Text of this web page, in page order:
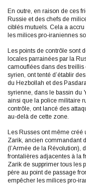
En outre, en raison de ces
Russie et des chefs de
ciblés mutuels. Cela a
les milices pro-iraniennes
Les points de contrôle sont
locales parrainées par la
camouflées dans des treillis
syrien, ont tenté d’établir
du Hezbollah et des
syrienne, dans le bassin du
ainsi que la police militaire
contrôle, ont lancé des
au-delà de cette zone.
Les Russes ont même
Zarik, ancien commandant
(l’Armée de la Révolution),
frontalières adjacentes à la
Zarik de supprimer tous les
père au point de passage
empêcher les milices pro-